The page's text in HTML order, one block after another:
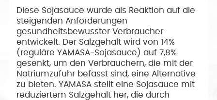
Diese Sojasauce wurde als Reaktion auf die
steigenden Anforderungen
gesundheitsbewusster Verbraucher
entwickelt. Der Salzgehalt wird von 14%
(reguläre YAMASA-Sojasauce) auf 7,8%
gesenkt, um den Verbrauchern, die mit der
Natriumzufuhr befasst sind, eine Alternative
zu bieten. YAMASA stellt eine Sojasauce mit
reduziertem Salzgehalt her, die durch